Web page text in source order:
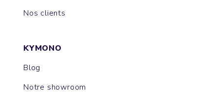
Nos clients
KYMONO
Blog
Notre showroom